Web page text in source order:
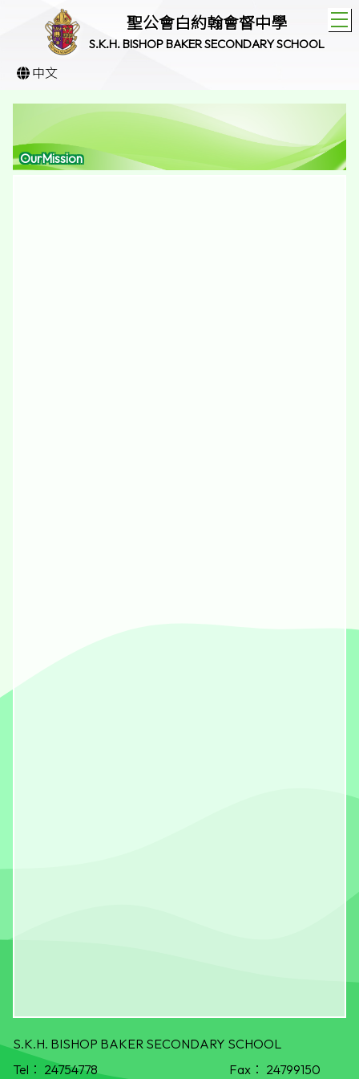
聖公會白約翰會督中學
S.K.H. BISHOP BAKER SECONDARY SCHOOL
中文
OurMission
S.K.H. BISHOP BAKER SECONDARY SCHOOL
Tel： 24754778 Fax： 24799150